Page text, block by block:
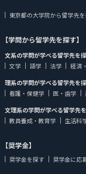
東京都の大学院から留学先
【学問から留学先を探す】
文系の学問が学べる留学先を
文学
語学 法学 経済
理系の学問が学べる留学先を
看護・保健学
医・歯学
文理系の学問が学べる留学先
教員養成・教育学
生活科
【奨学金】
奨学金を探す 奨学金に応